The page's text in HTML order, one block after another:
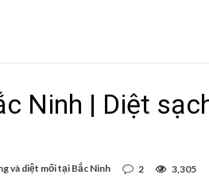
Ninh | Diệt
và diệt mối tại Bắc Ninh 2 3,305